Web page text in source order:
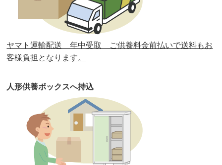
第31回人形供養祭 平成31年3月13日(水)
第30回人形供養祭平成30年11月28日(水)
第29回人形供養祭平成30年5月23日(水)
第27回人形供養祭平成29年6月14日(水)
第26回人形供養祭平成28年12月15日(木)
第25回人形供養祭 平成28年6月16日(木)
第24回人形供養祭 平成27年11月27日
ヤマト運輸配送 年中受取 ご供養料金前払いで送料もお
客様負担となります。
人形供養ボックスへ持込